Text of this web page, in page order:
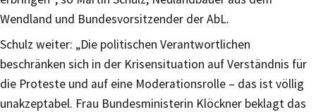
Wendland und Bundesvorsitzender der AbL.
Schulz weiter: „Die politischen Verantwortlichen
beschränken sich in der Krisensituation auf Verständnis für
die Proteste und auf eine Moderationsrolle – das ist völlig
unakzeptabel. Frau Bundesministerin Klöckner beklagt das